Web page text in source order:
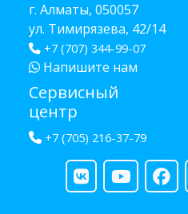
г. Алматы, 050057
ул. Тимирязева, 42/14
+7 (707) 344-99-07
Напишите нам
Сервисный
центр
+7 (705) 216-37-79